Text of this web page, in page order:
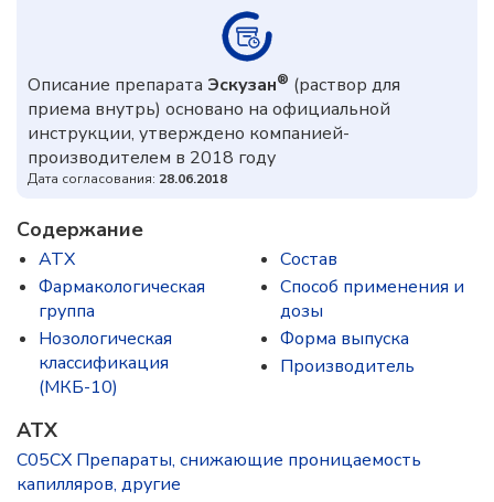
Описание препарата Эскузан® (раствор для
приема внутрь) основано на официальной
инструкции, утверждено компанией-
производителем в 2018 году
Дата согласования: 28.06.2018
Содержание
ATX
Фармакологическая
группа
Нозологическая
классификация
(МКБ-10)
Состав
Способ применения и
дозы
Форма выпуска
Производитель
ATX
C05CX Препараты, снижающие проницаемость
капилляров, другие